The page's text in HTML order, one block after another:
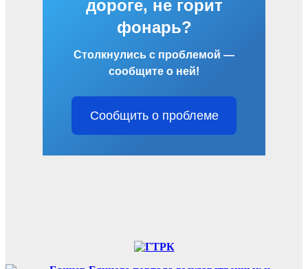
дороге, не горит
фонарь?
Столкнулись с проблемой —
сообщите о ней!
Сообщить о проблеме